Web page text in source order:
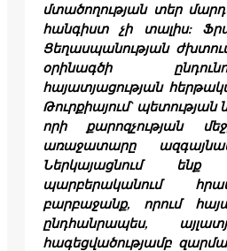
մտածողության տեր
հանգիստ չի տալիս:
Ցեղասպանության
օրինագծի
հայատյացության
Թուրքիայում` պետության
որի քարոզչության
առաջատարը
Ներկայացնում
պարբերականում
բարբաջանք, որում
ընդհանրապես,
հագեցվածությամբ